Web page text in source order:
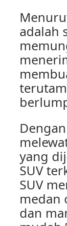
adalah
yang
SUV
SUV
medan
dan